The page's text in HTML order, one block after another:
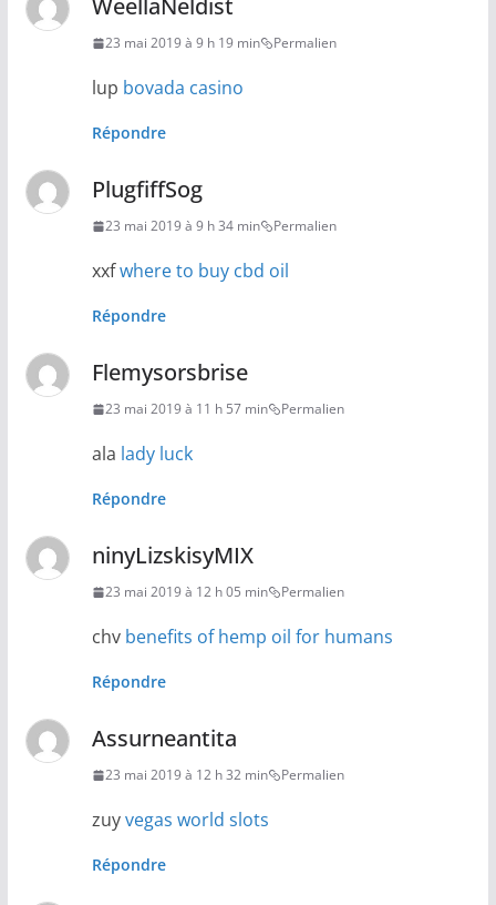
WeellaNeldist
23 mai 2019 à 9 h 19 min Permalien
lup bovada casino
Répondre
PlugfiffSog
23 mai 2019 à 9 h 34 min Permalien
xxfwhere to buy cbd oil
Répondre
Flemysorsbrise
23 mai 2019 à 11 h 57 min Permalien
ala lady luck
Répondre
ninyLizskisyMIX
23 mai 2019 à 12 h 05 min Permalien
chv benefits of hemp oil for humans
Répondre
Assurneantita
23 mai 2019 à 12 h 32 min Permalien
zuyvegas world slots
Répondre